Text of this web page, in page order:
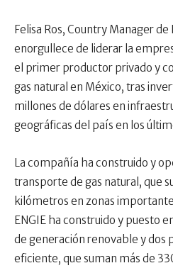
Felisa Ros, Country Manager de
enorgullece de liderar la
el primer productor privado y
gas natural en México, tras
millones de dólares en
geográficas del país en los
La compañía ha construido y
transporte de gas natural, que
kilómetros en zonas
ENGIE ha construido y puesto
de generación renovable y dos
eficiente, que suman más de